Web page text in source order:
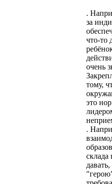
.
за
что-то
очень
тому,
это
.